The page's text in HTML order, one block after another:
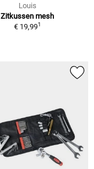
Louis
Zitkussen mesh
€ 19,991